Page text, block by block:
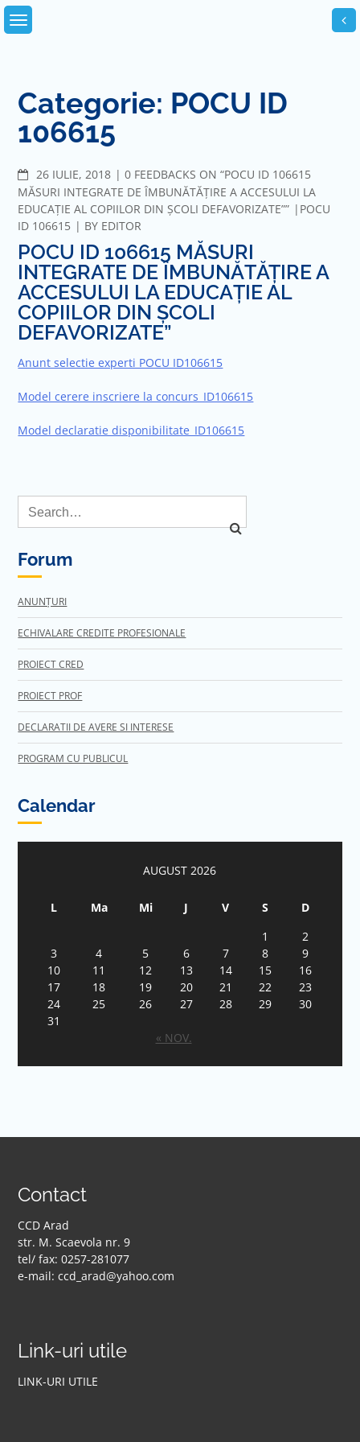
Skip
Categorie: POCU ID
106615
26 IULIE, 2018 COMMENTS
0 FEEDBACKS ON “POCU ID 106615
MĂSURI INTEGRATE DE ÎMBUNĂTĂŢIRE A ACCESULUI LA
EDUCAŢIE AL COPIILOR DIN ȘCOLI DEFAVORIZATE””
POCU
ID 106615
BY EDITOR
POCU ID 106615 MĂSURI
INTEGRATE DE ÎMBUNĂTĂŢIRE A
ACCESULUI LA EDUCAŢIE AL
COPIILOR DIN ȘCOLI
DEFAVORIZATE”
Anunt selectie experti POCU ID106615
Model cerere inscriere la concurs_ID106615
Model declaratie disponibilitate_ID106615
Forum
ANUNȚURI
ECHIVALARE CREDITE PROFESIONALE
PROIECT CRED
PROIECT PROF
DECLARATII DE AVERE SI INTERESE
PROGRAM CU PUBLICUL
Calendar
AUGUST 2026
L Ma Mi J V S
D
1
2
3
4 5 6 7 8
9
10
11 12 13 14 15
16
17
18 19 20 21 22
23
24
25 26 27 28 29
30
31
« NOV.
Contact
CCD Arad
str. M. Scaevola nr. 9
tel/ fax: 0257-281077
e-mail: ccd_arad@yahoo.com
Link-uri utile
LINK-URI UTILE